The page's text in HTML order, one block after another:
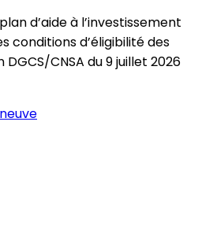
d’aide à l’investissement
conditions d’éligibilité des
CNSA du 9 juillet 2026